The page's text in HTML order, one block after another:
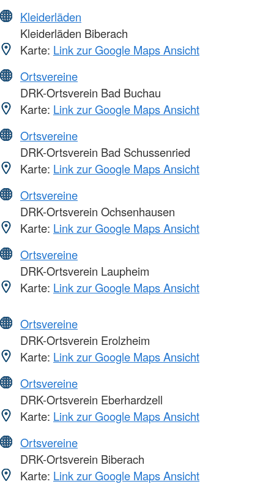
Kleiderläden
Kleiderläden Biberach
Karte: Link zur Google Maps Ansicht
Ortsvereine
DRK-Ortsverein Bad Buchau
Karte: Link zur Google Maps Ansicht
Ortsvereine
DRK-Ortsverein Bad Schussenried
Karte: Link zur Google Maps Ansicht
Ortsvereine
DRK-Ortsverein Ochsenhausen
Karte: Link zur Google Maps Ansicht
Ortsvereine
DRK-Ortsverein Laupheim
Karte: Link zur Google Maps Ansicht
Ortsvereine
DRK-Ortsverein Erolzheim
Karte: Link zur Google Maps Ansicht
Ortsvereine
DRK-Ortsverein Eberhardzell
Karte: Link zur Google Maps Ansicht
Ortsvereine
DRK-Ortsverein Biberach
Karte: Link zur Google Maps Ansicht